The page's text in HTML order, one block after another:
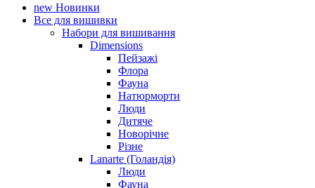
new Новинки
Все для вишивки
Набори для вишивання
Dimensions
Пейзажі
Флора
Фауна
Натюрморти
Люди
Дитяче
Новорічне
Різне
Lanarte (Голандія)
Люди
Фауна